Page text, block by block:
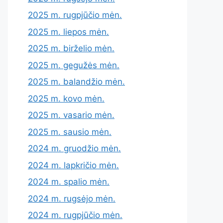
2025 m. rugpjūčio mėn.
2025 m. liepos mėn.
2025 m. birželio mėn.
2025 m. gegužės mėn.
2025 m. balandžio mėn.
2025 m. kovo mėn.
2025 m. vasario mėn.
2025 m. sausio mėn.
2024 m. gruodžio mėn.
2024 m. lapkričio mėn.
2024 m. spalio mėn.
2024 m. rugsėjo mėn.
2024 m. rugpjūčio mėn.